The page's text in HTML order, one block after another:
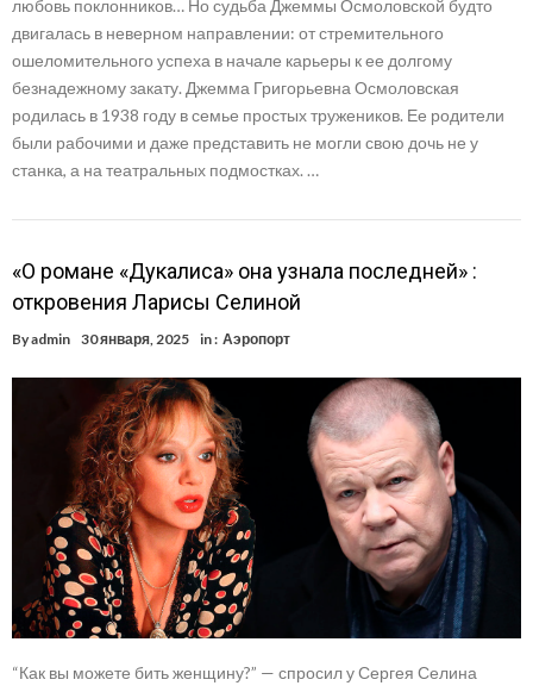
любовь поклонников… Но судьба Джеммы Осмоловской будто
двигалась в неверном направлении: от стремительного
ошеломительного успеха в начале карьеры к ее долгому
безнадежному закату. Джемма Григорьевна Осмоловская
родилась в 1938 году в семье простых тружеников. Ее родители
были рабочими и даже представить не могли свою дочь не у
станка, а на театральных подмостках. …
«О романе «Дукалиса» она узнала последней» :
откровения Ларисы Селиной
Byadmin 30 января, 2025 in : Аэропорт
“Как вы можете бить женщину?” — спросил у Сергея Селина